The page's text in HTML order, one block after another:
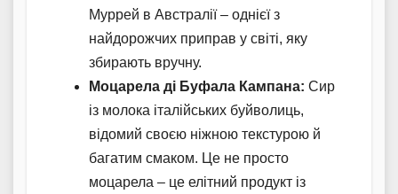
Муррей в Австралії – однієї з
найдорожчих приправ у світі, яку
збирають вручну.
Моцарела ді Буфала Кампана: Сир
із молока італійських буйволиць,
відомий своєю ніжною текстурою й
багатим смаком. Це не просто
моцарела – це елітний продукт із